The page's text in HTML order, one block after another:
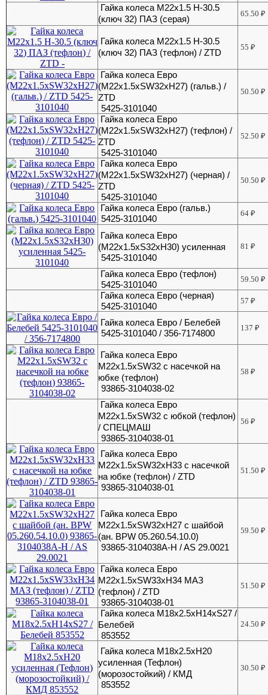
Гайка колеса M22x1.5 H-30.5
(ключ 32) ПАЗ (серая)
65.50₽
Гайка колеса M22x1.5 H-30.5
(ключ 32) ПАЗ (тефлон) / ZTD
55₽
Гайка колеса Евро
(M22x1.5xSW32xH27) (гальв.) /
ZTD
5425-3101040
50.50₽
Гайка колеса Евро
(M22x1.5xSW32xH27) (тефлон) /
ZTD
5425-3101040
52.50₽
Гайка колеса Евро
(M22x1.5xSW32xH27) (черная) /
ZTD
5425-3101040
50.50₽
Гайка колеса Евро (гальв.)
5425-3101040
64₽
Гайка колеса Евро
(М22х1.5хS32хH30) усиленная
5425-3101040
81₽
Гайка колеса Евро (тефлон)
5425-3101040
59.50₽
Гайка колеса Евро (черная)
5425-3101040
57₽
Гайка колеса Евро / Белебей
5425-3101040 / 356-7174800
137₽
Гайка колеса Евро
М22х1.5хSW32 с насечкой на
юбке (тефлон)
93865-3104038-02
58₽
Гайка колеса Евро
М22х1.5хSW32 с юбкой (тефлон)
/ СПЕЦМАШ
93865-3104038-01
56₽
Гайка колеса Евро
М22х1.5хSW32xH33 с насечкой
на юбке (тефлон) / ZTD
93865-3104038-01
51.50₽
Гайка колеса Евро
М22х1.5хSW32хH27 с шайбой
(ан. BPW 05.260.54.10.0)
93865-3104038A-H / AS 29.0021
59.50₽
Гайка колеса Евро
М22х1.5хSW33xH34 МАЗ
(тефлон) / ZTD
93865-3104038-01
51.50₽
Гайка колеса М18х2.5хH14хS27 /
Белебей
853552
24.50₽
Гайка колеса М18х2.5хH20
усиленная (Тефлон)
(морозостойкий) / КМД
853552
30.50₽